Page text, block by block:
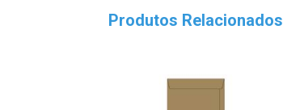
Produtos Relacionados